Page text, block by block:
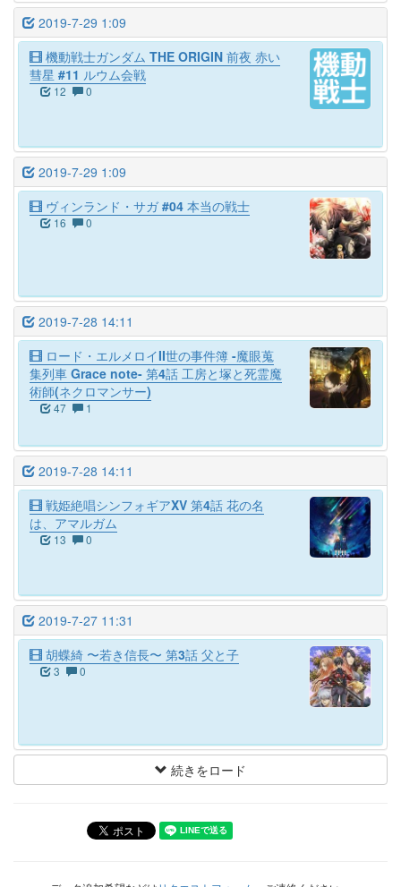
2019-7-29 1:09
機動戦士ガンダム THE ORIGIN 前夜 赤い
彗星 #11 ルウム会戦
12 0
2019-7-29 1:09
ヴィンランド・サガ #04 本当の戦士
16 0
2019-7-28 14:11
ロード・エルメロイII世の事件簿 -魔眼蒐
集列車 Grace note- 第4話 工房と塚と死霊魔
術師(ネクロマンサー)
47 1
2019-7-28 14:11
戦姫絶唱シンフォギアXV 第4話 花の名
は、アマルガム
13 0
2019-7-27 11:31
胡蝶綺 〜若き信長〜 第3話 父と子
3 0
続きをロード